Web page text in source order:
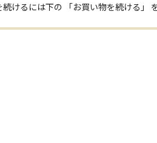
続けるには下の 「お買い物を続ける」